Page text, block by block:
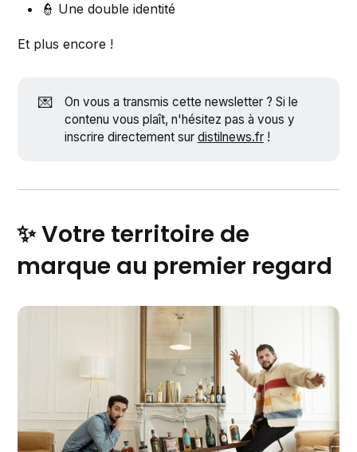
👮 Une double identité
Et plus encore !
💌
On vous a transmis cette newsletter ? Si le
contenu vous plaît, n'hésitez pas à vous y
inscrire directement sur distilnews.fr!
✨ Votre territoire de
marque au premier regard